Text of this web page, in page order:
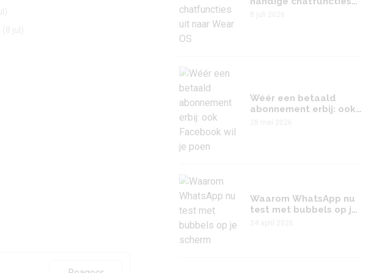
Wéér een betaald
abonnement erbij: ook
Waarom WhatsApp nu
test met bubbels op je